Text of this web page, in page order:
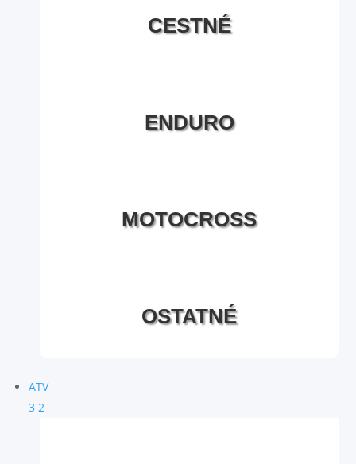
CESTNÉ
ENDURO
MOTOCROSS
OSTATNÉ
ATV
3 2